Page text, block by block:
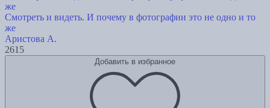
Смотреть и видеть. И почему в фотографии это не одно и то
же
Аристова А.
2615
Добавить в избранное